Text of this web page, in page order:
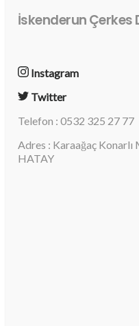
İskenderun Çerkes
Instagram
Twitter
Telefon : 0532 325 27 77
Adres : Karaağaç
HATAY